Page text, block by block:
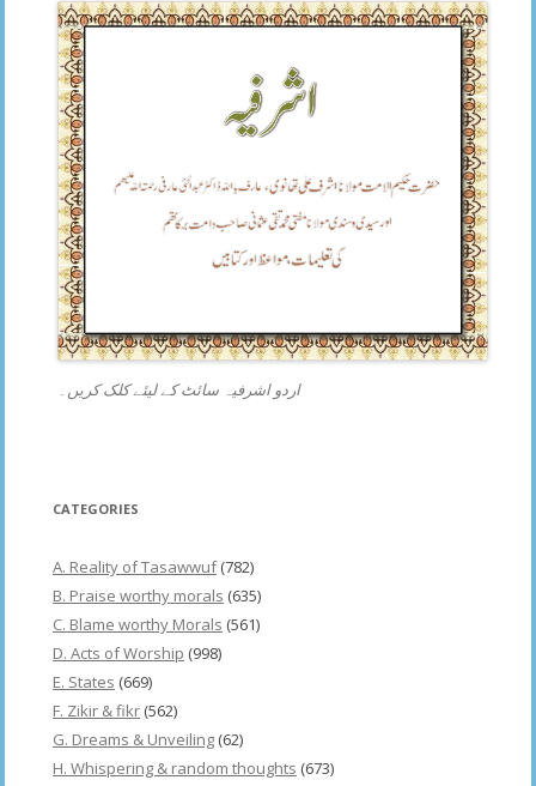
اردو اشرفیہ سائٹ کے لیئے کلک کریں۔
CATEGORIES
A. Reality of Tasawwuf(782)
B. Praise worthy morals (635)
C. Blame worthy Morals (561)
D. Acts of Worship (998)
E. States (669)
F. Zikir & fikr (562)
G. Dreams & Unveiling (62)
H. Whispering & random thoughts (673)